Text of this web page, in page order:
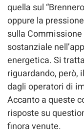
quella sul
oppure la
sulla
sostanziale
energetica. Si
riguardando, però,
dagli operatori di
Accanto a queste
risposte su
finora venute.